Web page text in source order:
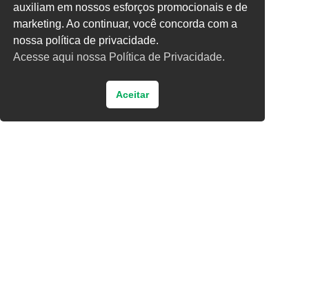
auxiliam em nossos esforços promocionais e de
marketing. Ao continuar, você concorda com a
nossa política de privacidade.
Acesse aqui nossa Política de Privacidade.
Aceitar